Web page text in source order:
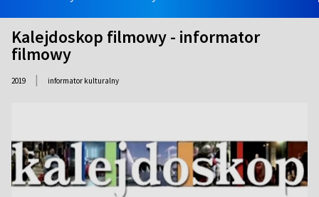
Kalejdoskop filmowy - informator
filmowy
2019 | informator kulturalny